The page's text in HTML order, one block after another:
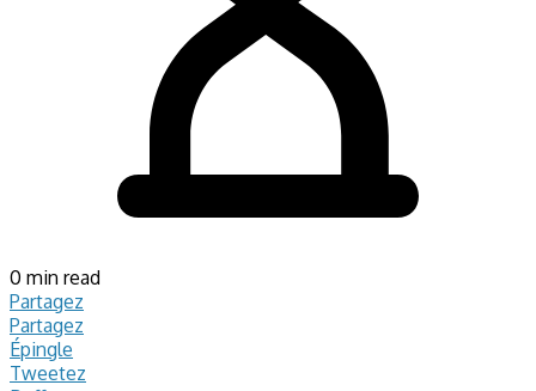
0 min read
Partagez
Partagez
Épingle
Tweetez